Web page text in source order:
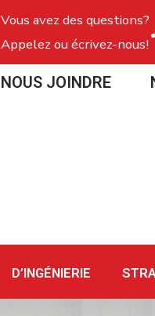
Vous avez des questions?
Appelez ou écrivez-nous!
NOUS JOINDRE
D’INGÉNIERIE